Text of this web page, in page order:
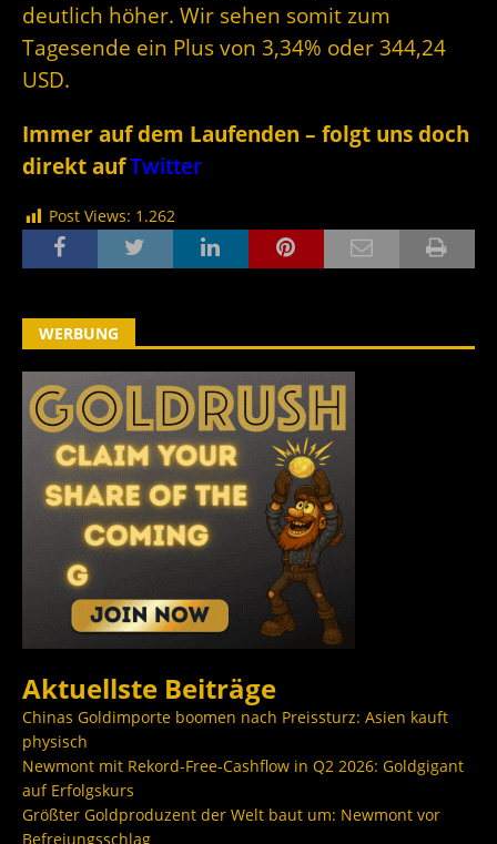
deutlich höher. Wir sehen somit zum
Tagesende ein Plus von 3,34% oder 344,24
USD.
Immer auf dem Laufenden – folgt uns doch
direkt aufTwitter
Post Views: 1.262
WERBUNG
Aktuellste Beiträge
Chinas Goldimporte boomen nach Preissturz: Asien kauft
physisch
Newmont mit Rekord-Free-Cashflow in Q2 2026: Goldgigant
auf Erfolgskurs
Größter Goldproduzent der Welt baut um: Newmont vor
Befreiungsschlag